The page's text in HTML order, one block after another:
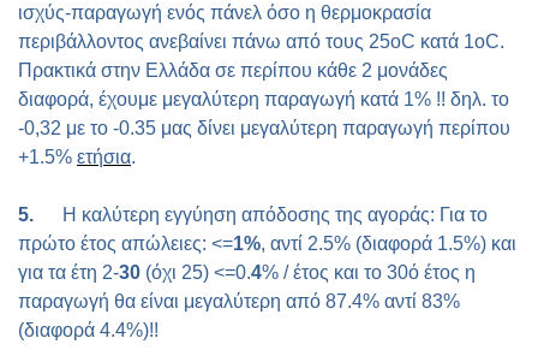
ισχύς-παραγωγή ενός πάνελ όσο η θερμοκρασία
περιβάλλοντος ανεβαίνει πάνω από τους 25οC κατά 1οC.
Πρακτικά στην Ελλάδα σε περίπου κάθε 2 μονάδες
διαφορά, έχουμε μεγαλύτερη παραγωγή κατά 1% !! δηλ. το
-0,32 με το -0.35 μας δίνει μεγαλύτερη παραγωγή περίπου
+1.5% ετήσια.
5.
Η καλύτερη εγγύηση απόδοσης της αγοράς: Για το
πρώτο έτος απώλειες: <=1%, αντί 2.5% (διαφορά 1.5%) και
για τα έτη 2-30 (όχι 25) <=0.4% / έτος και το 30ό έτος η
παραγωγή θα είναι μεγαλύτερη από 87.4% αντί 83%
(διαφορά 4.4%)!!